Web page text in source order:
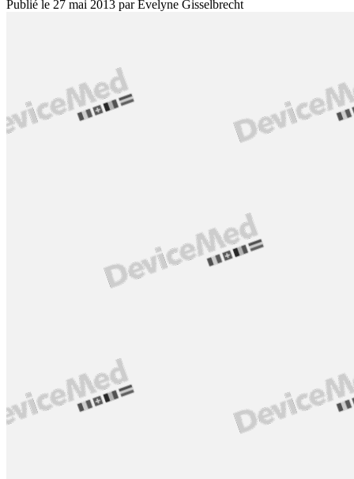
Publié le 27 mai 2013 parEvelyne Gisselbrecht